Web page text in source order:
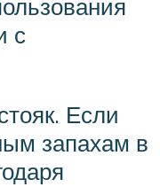
с
Если
запахам в